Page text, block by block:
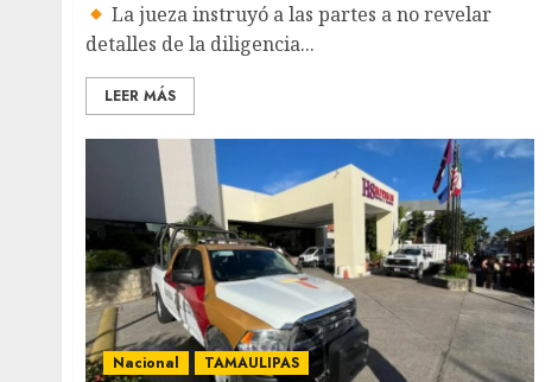
La jueza instruyó a las partes a no revelar
detalles de la diligencia...
LEER MÁS
Nacional TAMAULIPAS